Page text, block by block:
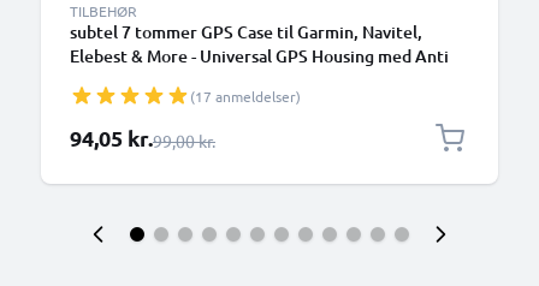
TILBEHØR
subtel 7 tommer GPS Case til Garmin, Navitel,
Elebest & More - Universal GPS Housing med Anti
Shade GPS Sun Shield(17 anmeldelser)
Særlig pris
94,05 kr.Almindelig pris
99,00 kr.